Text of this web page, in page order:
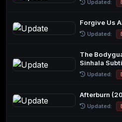
Updated:
Forgive Us
Updated:
The
Sinhala
Updated:
Afterburn
Updated: